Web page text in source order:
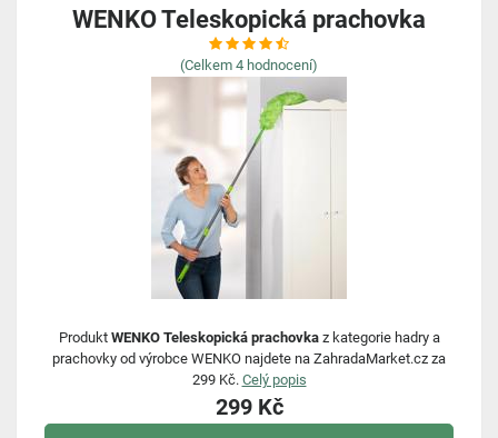
WENKO Teleskopická prachovka
(Celkem 4 hodnocení)
Produkt WENKO Teleskopická prachovkaz kategorie hadry a
prachovky od výrobce WENKO najdete na ZahradaMarket.cz za
299 Kč. Celý popis
299 Kč